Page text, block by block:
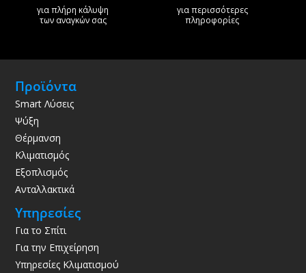
για πλήρη κάλυψη
των αναγκών σας
για περισσότερες
πληροφορίες
Προϊόντα
Smart Λύσεις
Ψύξη
Θέρμανση
Κλιματισμός
Εξοπλισμός
Ανταλλακτικά
Υπηρεσίες
Για το Σπίτι
Για την Επιχείρηση
Υπηρεσίες Κλιματισμού